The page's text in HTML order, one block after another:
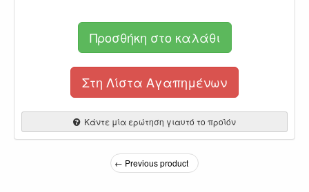
Προσθήκη στο καλάθι
Στη Λίστα Αγαπημένων
Κάντε μία ερώτηση γιαυτό το προϊόν
← Previous product